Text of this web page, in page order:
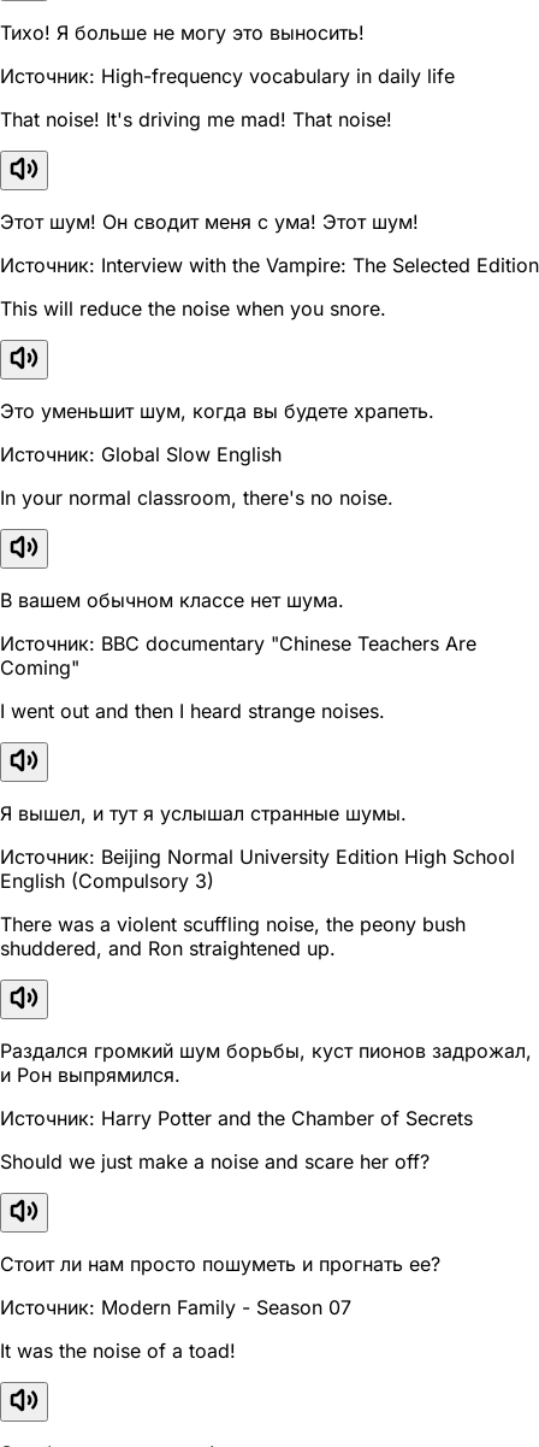
Тихо! Я больше не могу это выносить!
Источник: High-frequency vocabulary in daily life
That noise! It's driving me mad! That noise!
Этот шум! Он сводит меня с ума! Этот шум!
Источник: Interview with the Vampire: The Selected Edition
This will reduce the noise when you snore.
Это уменьшит шум, когда вы будете храпеть.
Источник: Global Slow English
In your normal classroom, there's no noise.
В вашем обычном классе нет шума.
Источник: BBC documentary "Chinese Teachers Are
Coming"
I went out and then I heard strange noises.
Я вышел, и тут я услышал странные шумы.
Источник: Beijing Normal University Edition High School
English (Compulsory 3)
There was a violent scuffling noise, the peony bush
shuddered, and Ron straightened up.
Раздался громкий шум борьбы, куст пионов задрожал,
и Рон выпрямился.
Источник: Harry Potter and the Chamber of Secrets
Should we just make a noise and scare her off?
Стоит ли нам просто пошуметь и прогнать ее?
Источник: Modern Family - Season 07
It was the noise of a toad!